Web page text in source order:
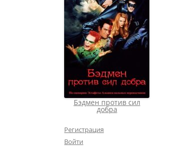
Бэдмен против сил
добра
Регистрация
Войти